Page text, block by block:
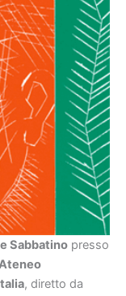
Sabbatino presso
, diretto da